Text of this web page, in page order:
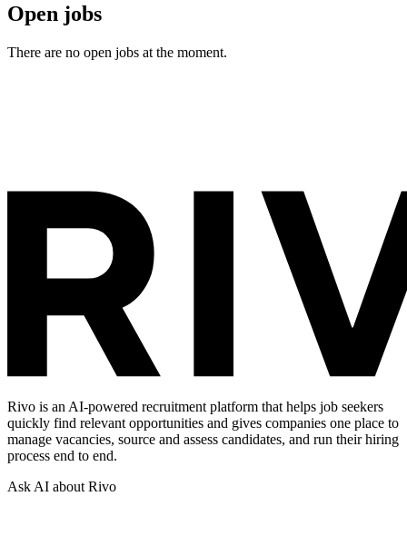
Open jobs
There are no open jobs at the moment.
Rivo is an AI-powered recruitment platform that helps job seekers
quickly find relevant opportunities and gives companies one place to
manage vacancies, source and assess candidates, and run their hiring
process end to end.
Ask AI about Rivo